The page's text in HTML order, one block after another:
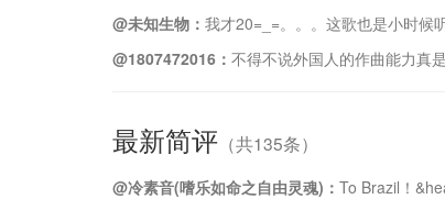
@未知生物： 我才20=_=。。。这歌也是小时候
@1807472016： 不得不说外国人的作曲能力真
最新简评 （共135条）
@冷素音(嗜乐如命之自由灵魂)： To Brazil！